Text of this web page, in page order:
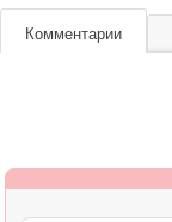
Комментарии